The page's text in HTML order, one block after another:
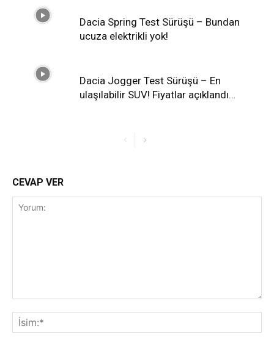
Dacia Spring Test Sürüşü – Bundan
ucuza elektrikli yok!
Dacia Jogger Test Sürüşü – En
ulaşılabilir SUV! Fiyatlar açıklandı…
CEVAP VER